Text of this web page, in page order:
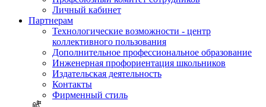
Личный кабинет
Партнерам
Технологические возможности - центр
коллективного пользования
Дополнительное профессиональное образование
Инженерная профориентация школьников
Издательская деятельность
Контакты
Фирменный стиль